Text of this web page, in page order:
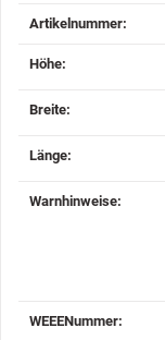
Artikelnummer:
Höhe‍:
Breite‍:
Länge‍:
Warnhinweise‍:
WEEENummer‍: